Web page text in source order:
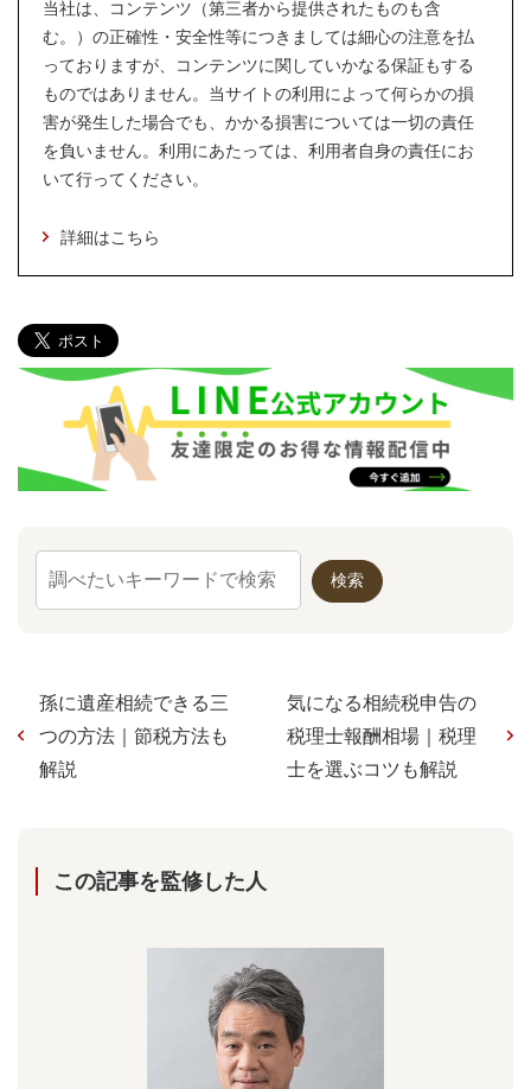
当社は、コンテンツ（第三者から提供されたものも含
む。）の正確性・安全性等につきましては細心の注意を払
っておりますが、コンテンツに関していかなる保証もする
ものではありません。当サイトの利用によって何らかの損
害が発生した場合でも、かかる損害については一切の責任
を負いません。利用にあたっては、利用者自身の責任にお
いて行ってください。
詳細はこちら
孫に遺産相続できる三
つの方法｜節税方法も
解説
気になる相続税申告の
税理士報酬相場｜税理
士を選ぶコツも解説
この記事を監修した⼈